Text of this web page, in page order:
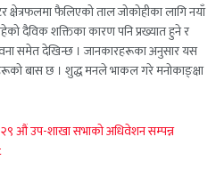
फैलिएको ताल जोकोहीका लागि नयाँ
दैविक शक्तिका कारण पनि प्रख्यात हुने र
समेत देखिन्छ । जानकारहरूका अनुसार यस
बास छ । शुद्ध मनले भाकल गरे मनोकाङ्क्षा
औं उप-शाखा सभाकाे अधिवेशन सम्पन्न